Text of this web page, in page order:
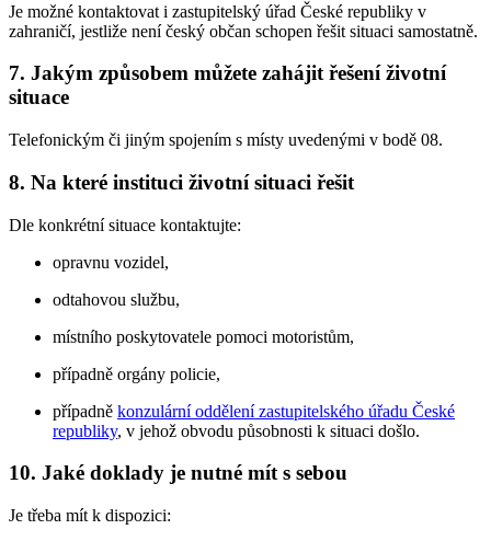
Je možné kontaktovat i zastupitelský úřad České republiky v
zahraničí, jestliže není český občan schopen řešit situaci samostatně.
7. Jakým způsobem můžete zahájit řešení životní
situace
Telefonickým či jiným spojením s místy uvedenými v bodě 08.
8. Na které instituci životní situaci řešit
Dle konkrétní situace kontaktujte:
opravnu vozidel,
odtahovou službu,
místního poskytovatele pomoci motoristům,
případně orgány policie,
případně konzulární oddělení zastupitelského úřadu České
republiky, v jehož obvodu působnosti k situaci došlo.
10. Jaké doklady je nutné mít s sebou
Je třeba mít k dispozici: